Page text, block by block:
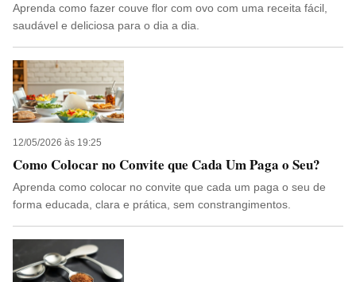
Aprenda como fazer couve flor com ovo com uma receita fácil,
saudável e deliciosa para o dia a dia.
12/05/2026 às 19:25
Como Colocar no Convite que Cada Um Paga o Seu?
Aprenda como colocar no convite que cada um paga o seu de
forma educada, clara e prática, sem constrangimentos.